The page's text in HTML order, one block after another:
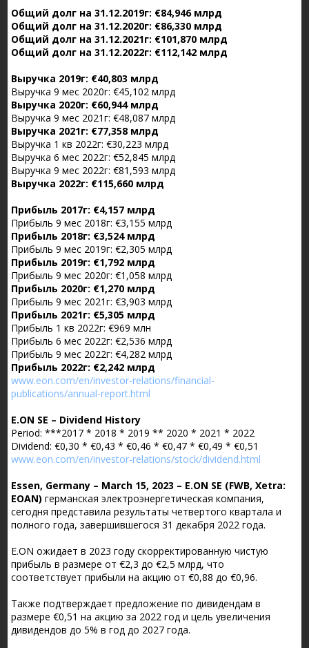
Общий долг на 31.12.2019г: €84,946 млрд
Общий долг на 31.12.2020г: €86,330 млрд
Общий долг на 31.12.2021г: €101,870 млрд
Общий долг на 31.12.2022г: €112,142 млрд
Выручка 2019г: €40,803 млрд
Выручка 9 мес 2020г: €45,102 млрд
Выручка 2020г: €60,944 млрд
Выручка 9 мес 2021г: €48,087 млрд
Выручка 2021г: €77,358 млрд
Выручка 1 кв 2022г: €30,223 млрд
Выручка 6 мес 2022г: €52,845 млрд
Выручка 9 мес 2022г: €81,593 млрд
Выручка 2022г: €115,660 млрд
Прибыль 2017г: €4,157 млрд
Прибыль 9 мес 2018г: €3,155 млрд
Прибыль 2018г: €3,524 млрд
Прибыль 9 мес 2019г: €2,305 млрд
Прибыль 2019г: €1,792 млрд
Прибыль 9 мес 2020г: €1,058 млрд
Прибыль 2020г: €1,270 млрд
Прибыль 9 мес 2021г: €3,903 млрд
Прибыль 2021г: €5,305 млрд
Прибыль 1 кв 2022г: €969 млн
Прибыль 6 мес 2022г: €2,536 млрд
Прибыль 9 мес 2022г: €4,282 млрд
Прибыль 2022г: €2,242 млрд
www.eon.com/en/investor-relations/financial-
publications/annual-report.html
E.ON SE – Dividend History
Period: ***2017 * 2018 * 2019 ** 2020 * 2021 * 2022
Dividend: €0,30 * €0,43 * €0,46 * €0,47 * €0,49 * €0,51
www.eon.com/en/investor-relations/stock/dividend.html
Essen, Germany – March 15, 2023 – E.ON SE (FWB, Xetra:
EOAN)германская электроэнергетическая компания,
сегодня представила результаты четвертого квартала и
полного года, завершившегося 31 декабря 2022 года.
E.ON ожидает в 2023 году скорректированную чистую
прибыль в размере от €2,3 до €2,5 млрд, что
соответствует прибыли на акцию от €0,88 до €0,96.
Также подтверждает предложение по дивидендам в
размере €0,51 на акцию за 2022 год и цель увеличения
дивидендов до 5% в год до 2027 года.